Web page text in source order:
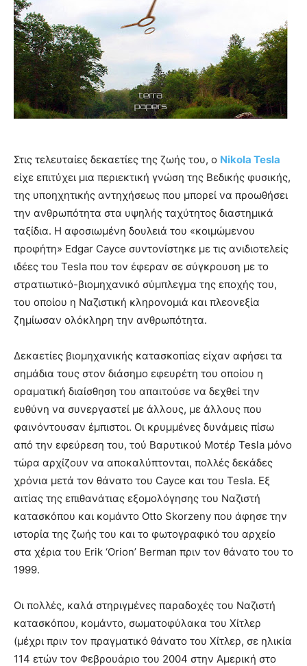
Στις τελευταίες δεκαετίες της ζωής του, ο Nikola Tesla
είχε επιτύχει μια περιεκτική γνώση της Βεδικής φυσικής,
της υποηχητικής αντηχήσεως που μπορεί να προωθήσει
την ανθρωπότητα στα υψηλής ταχύτητος διαστημικά
ταξίδια. Η αφοσιωμένη δουλειά του «κοιμώμενου
προφήτη» Edgar Cayce συντονίστηκε με τις ανιδιοτελείς
ιδέες του Tesla που τον έφεραν σε σύγκρουση με το
στρατιωτικό-βιομηχανικό σύμπλεγμα της εποχής του,
του οποίου η Ναζιστική κληρονομιά και πλεονεξία
ζημίωσαν ολόκληρη την ανθρωπότητα.
Δεκαετίες βιομηχανικής κατασκοπίας είχαν αφήσει τα
σημάδια τους στον διάσημο εφευρέτη του οποίου η
οραματική διαίσθηση του απαιτούσε να δεχθεί την
ευθύνη να συνεργαστεί με άλλους, με άλλους που
φαινόντουσαν έμπιστοι. Οι κρυμμένες δυνάμεις πίσω
από την εφεύρεση του, τού Βαρυτικού Μοτέρ Tesla μόνο
τώρα αρχίζουν να αποκαλύπτονται, πολλές δεκάδες
χρόνια μετά τον θάνατο του Cayce και του Tesla. Εξ
αιτίας της επιθανάτιας εξομολόγησης του Ναζιστή
κατασκόπου και κομάντο Otto Skorzeny που άφησε την
ιστορία της ζωής του και το φωτογραφικό του αρχείο
στα χέρια του Erik ‘Orion’ Berman πριν τον θάνατο του το
1999.
Οι πολλές, καλά στηριγμένες παραδοχές του Ναζιστή
κατασκόπου, κομάντο, σωματοφύλακα του Χίτλερ
(μέχρι πριν τον πραγματικό θάνατο του Χίτλερ, σε ηλικία
114 ετών τον Φεβρουάριο του 2004 στην Αμερική στο